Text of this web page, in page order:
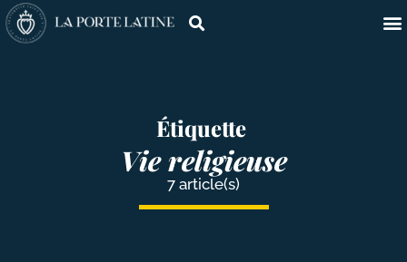
Étiquette
Vie religieuse
7 article(s)